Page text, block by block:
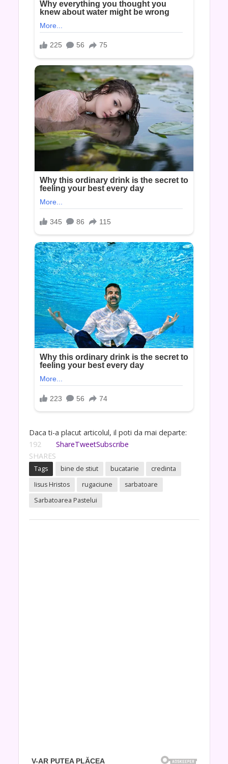
Daca ti-a placut articolul, il poti da mai departe:
192
SHARES
ShareTweetSubscribe
Tags bine de stiut bucatarie
credinta
Iisus Hristos
rugaciune
sarbatoare
Sarbatoarea Pastelui